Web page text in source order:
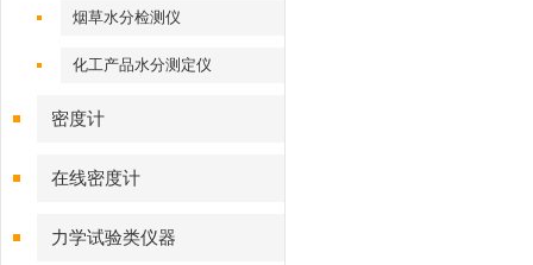
烟草水分检测仪
化工产品水分测定仪
密度计
在线密度计
力学试验类仪器